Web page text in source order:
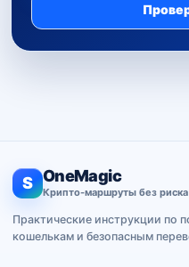
S OneMagic
Крипто-маршруты без риска
Практические инструкции по
кошелькам и безопасным